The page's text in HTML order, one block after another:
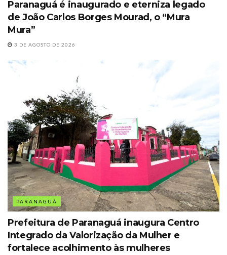
Paranaguá é inaugurado e eterniza legado
de João Carlos Borges Mourad, o “Mura
Mura”
3 DE AGOSTO DE 2026
PARANAGUÁ
Prefeitura de Paranaguá inaugura Centro
Integrado da Valorização da Mulher e
fortalece acolhimento às mulheres